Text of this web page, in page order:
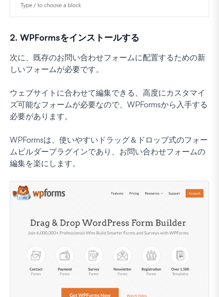
2. WPFormsをインストールする
次に、既存のお問い合わせフォームに配置するための新
しいフォームが必要です。
ウェブサイトに合わせて編集できる、高度にカスタマイ
ズ可能なフォームが必要なので、WPFormsから入手する
必要があります。
WPFormsは、使いやすいドラッグ＆ドロップ式のフォー
ムビルダープラグインであり、お問い合わせフォームの
編集を楽にします。